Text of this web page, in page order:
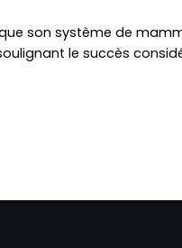
son système de
le succès